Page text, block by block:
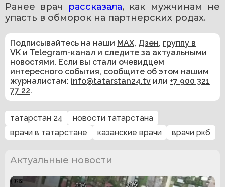
Ранее врач рассказала, как мужчинам не
упасть в обморок на партнерских родах.
Подписывайтесь на наши MAX, Дзен, группу в
VK и Telegram-канал и следите за актуальными
новостями. Если вы стали очевидцем
интересного события, сообщите об этом нашим
журналистам: info@tatarstan24.tv или +7 900 321
77 22.
татарстан 24
новости татарстана
врачи в татарстане
казанские врачи врачи ркб
Актуальные новости